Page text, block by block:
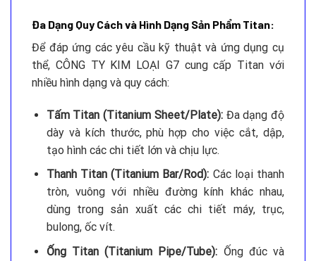
Đa Dạng Quy Cách và Hình Dạng Sản Phẩm Titan:
Để đáp ứng các yêu cầu kỹ thuật và ứng dụng cụ
thể, CÔNG TY KIM LOẠI G7 cung cấp Titan với
nhiều hình dạng và quy cách:
Tấm Titan (Titanium Sheet/Plate):Đa dạng độ
dày và kích thước, phù hợp cho việc cắt, dập,
tạo hình các chi tiết lớn và chịu lực.
Thanh Titan (Titanium Bar/Rod): Các loại thanh
tròn, vuông với nhiều đường kính khác nhau,
dùng trong sản xuất các chi tiết máy, trục,
bulong, ốc vít.
Ống Titan (Titanium Pipe/Tube): Ống đúc và